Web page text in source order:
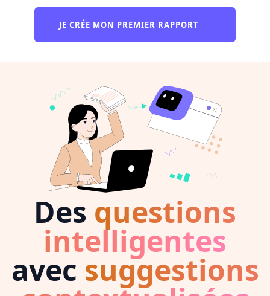
JE CRÉE MON PREMIER RAPPORT
Des questions
intelligentes
avec suggestions